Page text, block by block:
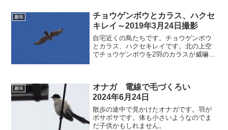
趣味
チョウゲンボウとカラス、ハクセ
キレイ～2019年3月24日撮影
自宅近くの鳥たちです。チョウゲンボウ
とカラス、ハクセキレイです。北の上空
でチョウゲンボウを2羽のカラスが威嚇し
の縄張に侵入したのを追...
趣味
オナガ 電線で毛づくろい
2024年6月24日
散歩の途中で見かけたオナガです。羽が
ボサボサです。体も小さいようなのでま
だ子供かもしれません。